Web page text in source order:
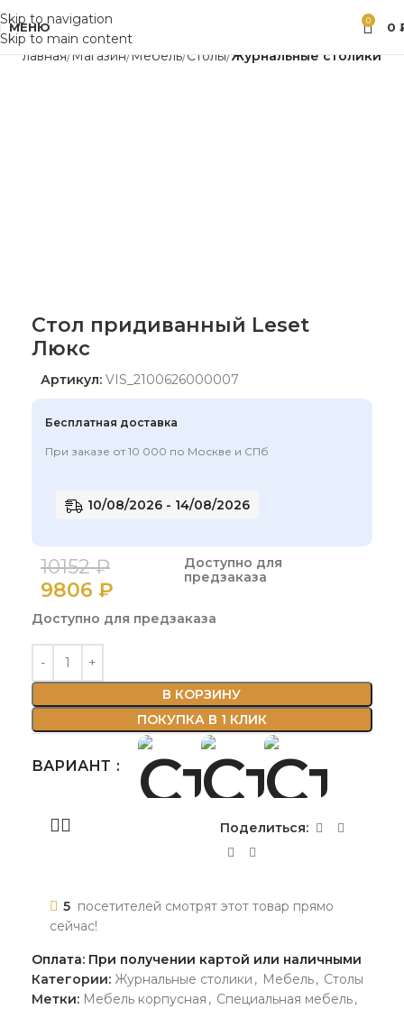
Skip to navigation
Skip to main content
МЕНЮ 0 0
Главная Магазин Мебель Столы Журнальные столики
Стол придиванный Leset
Люкс
Артикул: VIS_2100626000007
Бесплатная доставка
При заказе от 10 000 по Москве и СПб
10/08/2026 - 14/08/2026
10152₽
9806 ₽
Доступно для
предзаказа
Доступно для предзаказа
В КОРЗИНУ
ПОКУПКА В 1 КЛИК
ВАРИАНТ
Поделиться:
5 посетителей смотрят этот товар прямо
сейчас!
Оплата: При получении картой или наличными
Категории: Журнальные столики , Мебель, Столы
Метки: Мебель корпусная , Специальная мебель,